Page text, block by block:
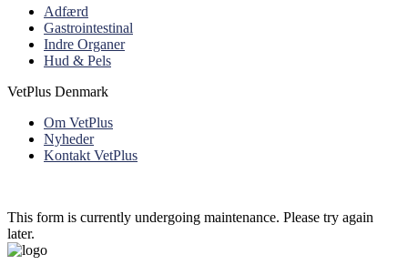
Adfærd
Gastrointestinal
Indre Organer
Hud & Pels
VetPlus Denmark
Om VetPlus
Nyheder
Kontakt VetPlus
This form is currently undergoing maintenance. Please try again
later.